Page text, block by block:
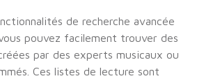
de recherche avancée
pouvez facilement trouver des
par des experts musicaux ou
Ces listes de lecture sont